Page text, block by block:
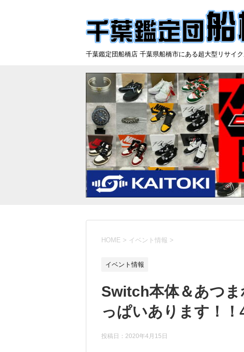
千葉鑑定団船橋店 千葉県船橋市にある超大型リサイ
HOME > イベント情報 >
イベント情報
Switch本体＆あつ
っぱいあります！！
投稿日： 2020年4月15日